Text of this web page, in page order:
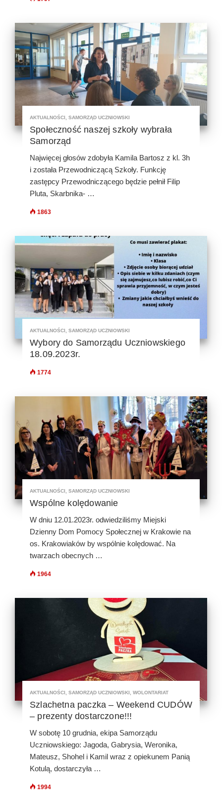
AKTUALNOŚCI SAMORZĄD UCZNIOWSKI
Społeczność naszej szkoły wybrała
Samorząd
Najwięcej głosów zdobyła Kamila Bartosz z kl. 3h
i została Przewodniczącą Szkoły. Funkcję
zastępcy Przewodniczącego będzie pełnił Filip
Pluta, Skarbnika- …
1863
AKTUALNOŚCI SAMORZĄD UCZNIOWSKI
Wybory do Samorządu Uczniowskiego
18.09.2023r.
1774
AKTUALNOŚCI SAMORZĄD UCZNIOWSKI
Wspólne kolędowanie
W dniu 12.01.2023r. odwiedziliśmy Miejski
Dzienny Dom Pomocy Społecznej w Krakowie na
os. Krakowiaków by wspólnie kolędować. Na
twarzach obecnych …
1964
AKTUALNOŚCI SAMORZĄD UCZNIOWSKI WOLONTARIAT
Szlachetna paczka – Weekend CUDÓW
– prezenty dostarczone!!!
W sobotę 10 grudnia, ekipa Samorządu
Uczniowskiego: Jagoda, Gabrysia, Weronika,
Mateusz, Shohel i Kamil wraz z opiekunem Panią
Kotulą, dostarczyła …
1994